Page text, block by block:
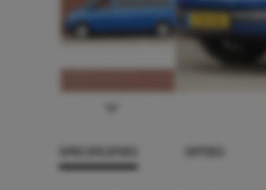
Next
SPECIFICATIES OPTIES